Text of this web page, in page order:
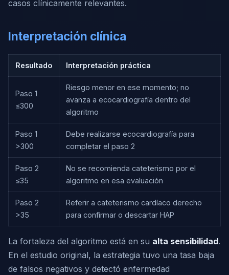
casos clínicamente relevantes.
Interpretación clínica
Resultado Interpretación práctica
Paso 1
≤300
Riesgo menor en ese momento; no
avanza a ecocardiografía dentro del
algoritmo
Paso 1
>300
Debe realizarse ecocardiografía para
completar el paso 2
Paso 2
≤35
No se recomienda cateterismo por el
algoritmo en esa evaluación
Paso 2
>35
Referir a cateterismo cardíaco derecho
para confirmar o descartar HAP
La fortaleza del algoritmo está en su alta sensibilidad.
En el estudio original, la estrategia tuvo una tasa baja
de falsos negativos y detectó enfermedad